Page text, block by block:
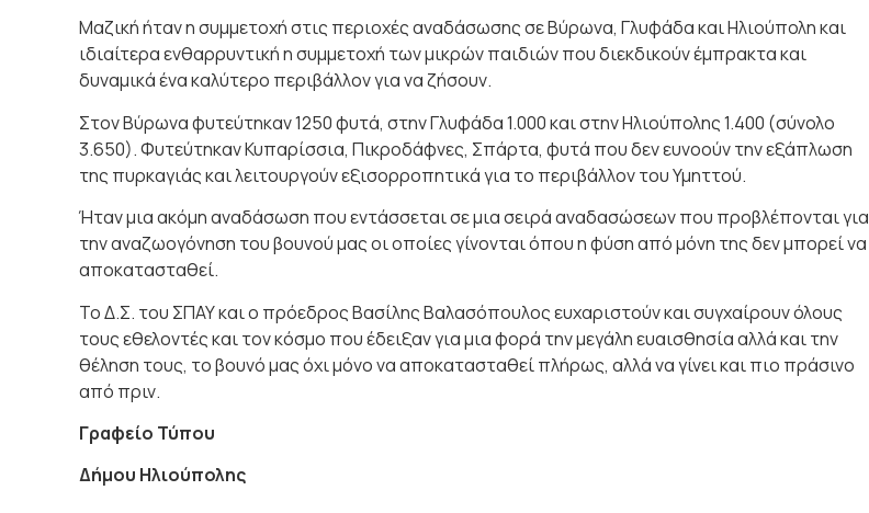
Μαζική ήταν η συμμετοχή στις περιοχές αναδάσωσης σε Βύρωνα, Γλυφάδα και Ηλιούπολη και
ιδιαίτερα ενθαρρυντική η συμμετοχή των μικρών παιδιών που διεκδικούν έμπρακτα και
δυναμικά ένα καλύτερο περιβάλλον για να ζήσουν.
Στον Βύρωνα φυτεύτηκαν 1250 φυτά, στην Γλυφάδα 1.000 και στην Ηλιούπολης 1.400 (σύνολο
3.650). Φυτεύτηκαν Κυπαρίσσια, Πικροδάφνες, Σπάρτα, φυτά που δεν ευνοούν την εξάπλωση
της πυρκαγιάς και λειτουργούν εξισορροπητικά για το περιβάλλον του Υμηττού.
Ήταν μια ακόμη αναδάσωση που εντάσσεται σε μια σειρά αναδασώσεων που προβλέπονται για
την αναζωογόνηση του βουνού μας οι οποίες γίνονται όπου η φύση από μόνη της δεν μπορεί να
αποκατασταθεί.
Το Δ.Σ. του ΣΠΑΥ και ο πρόεδρος Βασίλης Βαλασόπουλος ευχαριστούν και συγχαίρουν όλους
τους εθελοντές και τον κόσμο που έδειξαν για μια φορά την μεγάλη ευαισθησία αλλά και την
θέληση τους, το βουνό μας όχι μόνο να αποκατασταθεί πλήρως, αλλά να γίνει και πιο πράσινο
από πριν.
Γραφείο Τύπου
Δήμου Ηλιούπολης